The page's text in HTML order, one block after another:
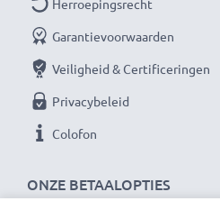
ONZE BETAALOPTIES
Herroepingsrecht
Garantievoorwaarden
Veiligheid & Certificeringen
Privacybeleid
Colofon